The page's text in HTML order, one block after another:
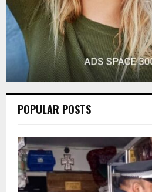
POPULAR POSTS